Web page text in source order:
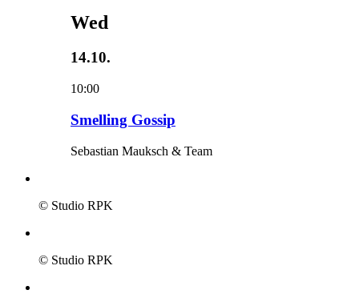
Wed
14.10.
10:00
Smelling Gossip
Sebastian Mauksch & Team
© Studio RPK
© Studio RPK